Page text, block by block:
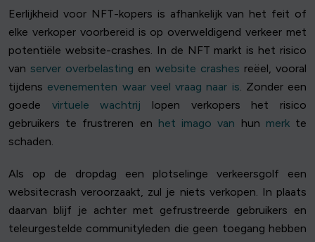
Eerlijkheid voor NFT-kopers is afhankelijk van het feit of
elke verkoper voorbereid is op overweldigend verkeer met
potentiële website-crashes. In de NFT markt is het risico
vanserver overbelasting en website crashes reëel, vooral
tijdens evenementen waar veel vraag naar is. Zonder een
goede virtuele wachtrij lopen verkopers het risico
gebruikers te frustreren en het imago van hun merkte
schaden.
Als op de dropdag een plotselinge verkeersgolf een
websitecrash veroorzaakt, zul je niets verkopen. In plaats
daarvan blijf je achter met gefrustreerde gebruikers en
teleurgestelde communityleden die geen toegang hebben